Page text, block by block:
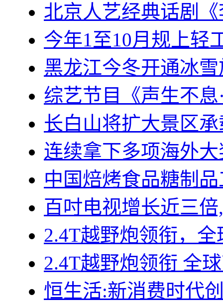
北京人艺经典话剧
今年1至10月规上轻
黑龙江今冬开通冰
综艺节目《声生不
长白山将扩大景区
连续拿下多项海外
中国焙烤食品糖制
百吋电视增长近三
2.4T越野炮领衔，
2.4T越野炮领衔 全
恒生活:新消费时代